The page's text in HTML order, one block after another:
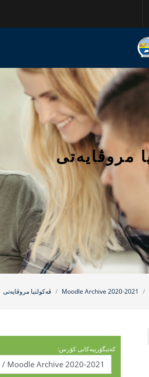
مروڤایەتی
Moodle Archive 2020-2021 ڤەکولتیا مروڤایەتی
کەتیگۆرییەکانی کۆرس: